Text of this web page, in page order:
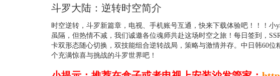
斗罗大陆：逆转时空简介
时空逆转，斗罗新篇章，电视、手机账号互通，快来下载体验吧！！！
虽隔，但热情不减，我们诚邀各位魂师共赴这场时空之旅！每日签到，
卡双形态随心切换，双技能组合逆转战局，策略与激情并存。中日韩60
个充满惊喜与挑战的斗罗世界吧！